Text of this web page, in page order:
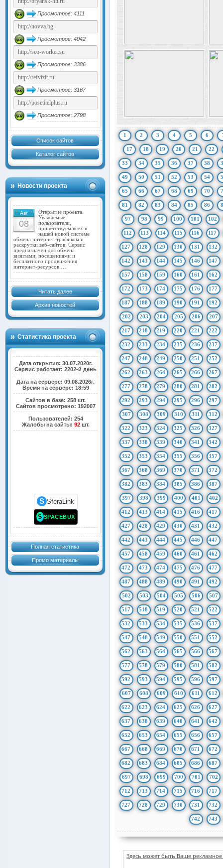
Просмотров: 4111
Просмотров: 4042
Просмотров: 3386
Просмотров: 3167
Просмотров: 2798
Список сайтов
Каталог сайтов
Новости проекта
Авг
08
Открытие проекта.
Уважаемые
пользователи,
приветствуем всех в
нашей новой системе
обмена интернет-трафиком и
раскрутки веб-сайтов. Сервис
предназначен для обмена
визитами, посещениями и
бесплатного продвижения
интернет-ресурсов.…
Читать далее
Архив новостей
Статистика проекта
Дата открытия: 30.07.2020г.
Сервис работает: 2202-й день
Дата на сервере: 09.08.2026г.
Время на сервере: 18:59
Сайтов в базе: 258 шт.
Сайтов просмотрено: 192007
Пользователей: 254
Жалобы на сайты: 92шт.
S SferaLink
S SPACEBUX
Полная статистика
Промо материалы
1 2 3 4 5 6
17 18 19 20 21 22
33 34 35 36 37 38
49 50 51 52 53 54
65 66 67 68 69 70
81 82 83 84 85 86
97 98 99 100 101 102
112 113 114 115 116 117
127 128 129 130 131 132
142 143 144 145 146 147
157 158 159 160 161 162
172 173 174 175 176 177
187 188 189 190 191 192
202 203 204 205 206 207
217 218 219 220 221 222
232 233 234 235 236 237
247 248 249 250 251 252
262 263 264 265 266 267
277 278 279 280 281 282
292 293 294 295 296 297
307 308 309 310 311 312
322 323 324 325 326 327
337 338 339 340 341 342
352 353 354 355 356 357
367 368 369 370 371 372
382 383 384 385 386 387
397 398 399 400 401 402
412 413 414 415 416 417
427 428 429 430 431 432
442 443 444 445 446 447
457 458 459 460 461 462
472 473 474 475 476 477
487 488 489 490 491 492
502 503 504 505 506 507
517 518 519 520 521 522
532 533 534 535 536 537
547 548 549 550 551 552
562 563 564 565 566 567
577 578 579 580 581 582
592 593 594 595 596 597
607 608 609 610 611 612
622 623 624 625 626 627
637 638 639 640 641 642
652 653 654 655 656 657
667 668 669 670 671 672
682 683 684 685 686 687
697 698 699 700 701 702
712 713 714 715 716 717
727 728 729 730 731 732
742 743
Здесь может быть Ваше